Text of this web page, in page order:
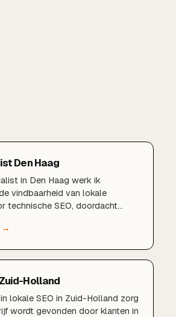
Den Haag
in Den Haag werk ik
vindbaarheid van lokale
technische SEO, doordacht
lokale autoriteit zorg ik dat u
content
Holland
lokale SEO in Zuid-Holland zorg
wordt gevonden door klanten in